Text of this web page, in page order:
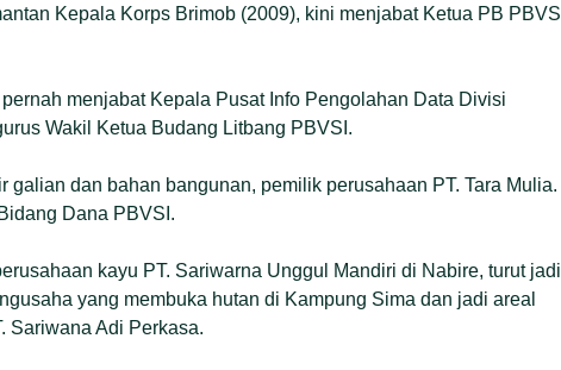
Kepala Korps Brimob (2009), kini menjabat Ketua PB PBVSI
menjabat Kepala Pusat Info Pengolahan Data Divisi
Wakil Ketua Budang Litbang PBVSI.
galian dan bahan bangunan, pemilik perusahaan PT. Tara Mulia.
Dana PBVSI.
kayu PT. Sariwarna Unggul Mandiri di Nabire, turut jadi
yang membuka hutan di Kampung Sima dan jadi areal
Sariwana Adi Perkasa.